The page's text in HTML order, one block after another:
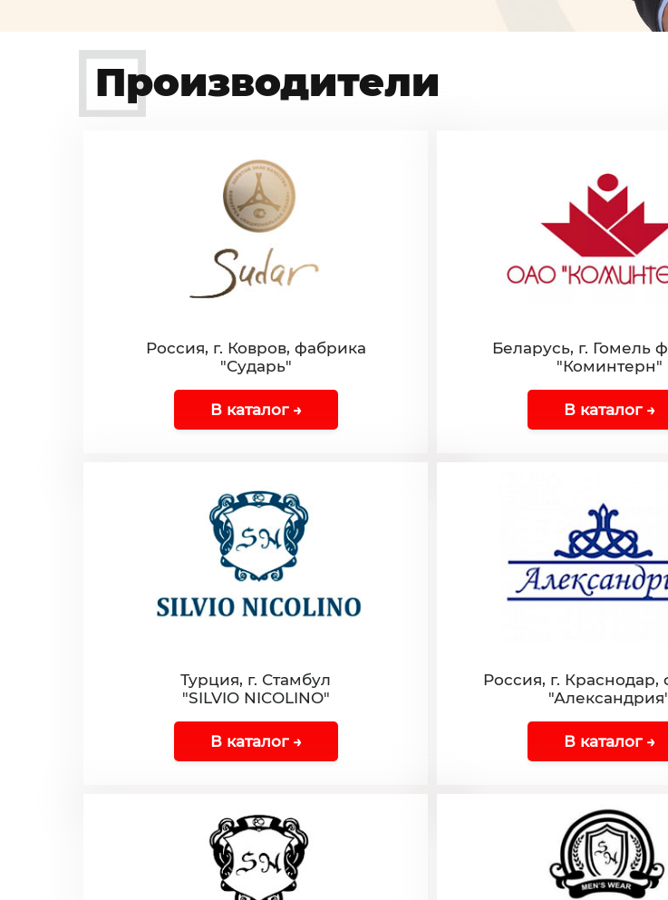
Производители
Россия, г. Ковров, фабрика
"Сударь"
В каталог →
Беларусь, г. Гомель
"Коминтерн"
В каталог →
Турция, г. Стамбул
"SILVIO NICOLINO"
В каталог →
Россия, г. Краснодар,
В каталог →